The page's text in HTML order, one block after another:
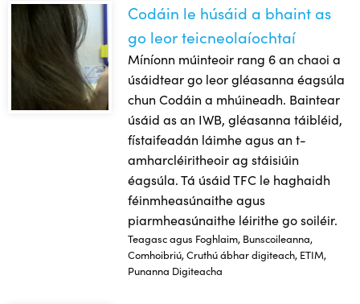
Codáin le húsáid a bhaint as go leor teicneolaíochtaí
Codáin le húsáid a bhaint as
go leor teicneolaíochtaí
Míníonn múinteoir rang 6 an chaoi a
úsáidtear go leor gléasanna éagsúla
chun Codáin a mhúineadh. Baintear
úsáid as an IWB, gléasanna táibléid,
fístaifeadán láimhe agus an t-
amharcléiritheoir ag stáisiúin
éagsúla. Tá úsáid TFC le haghaidh
féinmheasúnaithe agus
piarmheasúnaithe léirithe go soiléir.
Teagasc agus Foghlaim, Bunscoileanna,
Comhoibriú, Cruthú ábhar digiteach, ETIM,
Punanna Digiteacha